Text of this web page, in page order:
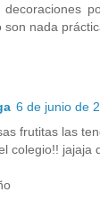
son nada
6 de junio de
frutitas las
colegio!! jajaja